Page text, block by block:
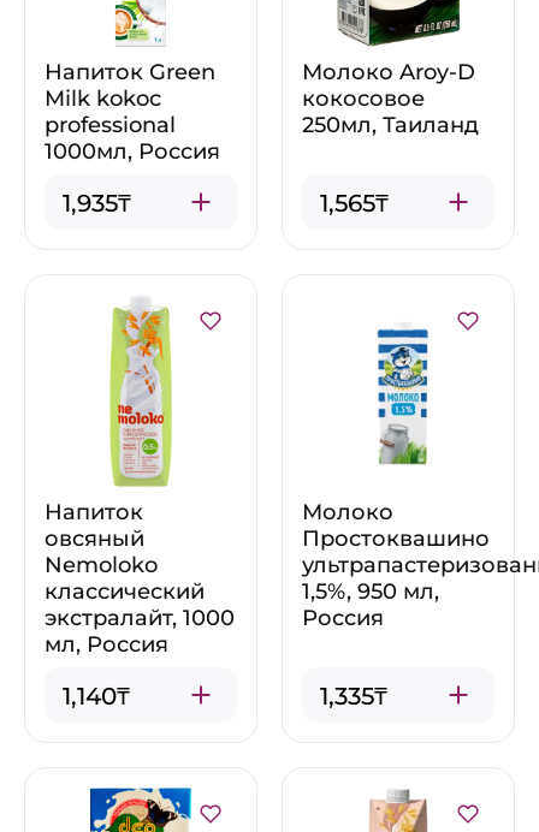
Напиток Green
Milk kokoс
professional
1000мл, Россия
1,935₸
Молоко Aroy-D
кокосовое
250мл, Таиланд
1,565₸
Напиток
овсяный
Nemoloko
классический
экстралайт, 1000
мл, Россия
1,140₸
Молоко
Простоквашино
1,5%, 950 мл,
Россия
1,335₸